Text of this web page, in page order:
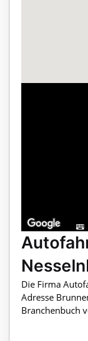
Die Firma
Adresse
Branchenbuch